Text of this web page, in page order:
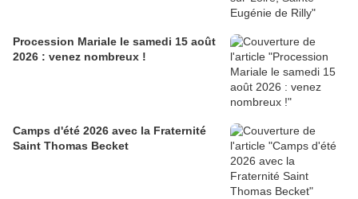
Procession Mariale le samedi 15 août
2026 : venez nombreux !
Camps d'été 2026 avec la Fraternité
Saint Thomas Becket